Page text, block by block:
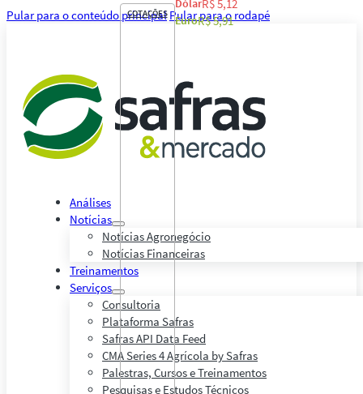
Pular para o conteúdo principal Pular para o rodapé
Análises
Notícias
Notícias Agronegócio
Notícias Financeiras
Treinamentos
Serviços
Consultoria
Plataforma Safras
Safras API Data Feed
CMA Series 4 Agrícola by Safras
Palestras, Cursos e Treinamentos
Pesquisas e Estudos Técnicos
COTAÇÕES
DólarR$ 5,12
EuroR$ 5,91